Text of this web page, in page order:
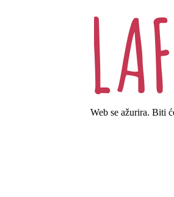
Web se ažurira. Biti